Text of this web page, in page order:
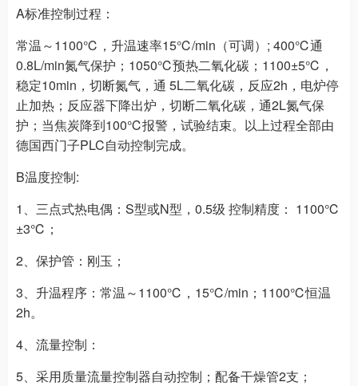
A标准控制过程：
常温～1100℃，升温速率15℃/min（可调）; 400℃通
0.8L/min氮气保护；1050℃预热二氧化碳；1100±5℃，
稳定10min，切断氮气，通 5L二氧化碳，反应2h，电炉停
止加热；反应器下降出炉，切断二氧化碳，通2L氮气保
护；当焦炭降到100℃报警，试验结束。以上过程全部由
德国西门子PLC自动控制完成。
B温度控制:
1、三点式热电偶：S型或N型，0.5级 控制精度： 1100℃
±3℃；
2、保护管：刚玉；
3、升温程序：常温～1100℃，15℃/min；1100℃恒温
2h。
4、流量控制：
5、采用质量流量控制器自动控制；配备干燥管2支；